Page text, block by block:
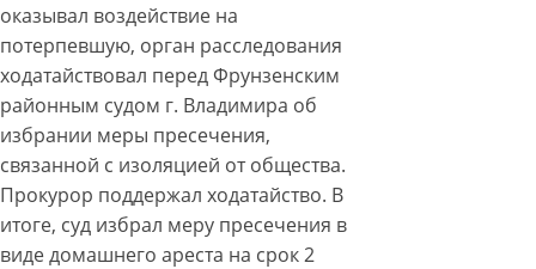
оказывал воздействие на
потерпевшую, орган расследования
ходатайствовал перед Фрунзенским
районным судом г. Владимира об
избрании меры пресечения,
связанной с изоляцией от общества.
Прокурор поддержал ходатайство. В
итоге, суд избрал меру пресечения в
виде домашнего ареста на срок 2